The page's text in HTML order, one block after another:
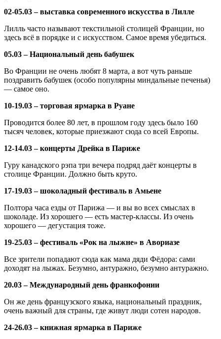
02-05.03 – выставка современного искусства в Лилле
Лилль часто называют текстильной столицей Франции, но
здесь всё в порядке и с искусством. Самое время убедиться.
05.03 – Национальный день бабушек
Во Франции не очень любят 8 марта, а вот чуть раньше
поздравить бабушек (особо популярны миндальные печенья)
— самое оно.
10-19.03 – торговая ярмарка в Руане
Проводится более 80 лет, в прошлом году здесь было 160
тысяч человек, которые приезжают сюда со всей Европы.
12-14.03 – концерты Дрейка в Париже
Гуру канадского рэпа три вечера подряд даёт концерты в
столице Франции. Должно быть круто.
17-19.03 – шоколадный фестиваль в Амьене
Полтора часа езды от Парижа — и вы во всех смыслах в
шоколаде. Из хорошего — есть мастер-классы. Из очень
хорошего — дегустация тоже.
19-25.03 – фестиваль «Рок на лыжне» в Авориазе
Все зрители попадают сюда как мама дяди Фёдора: сами
доходят на лыжах. Безумно, антуражно, безумно антуражно.
20.03 – Международный день франкофонии
Он же день французского языка, национальный праздник,
очень важный для страны, где живут люди сотен народов.
24-26.03 – книжная ярмарка в Париже